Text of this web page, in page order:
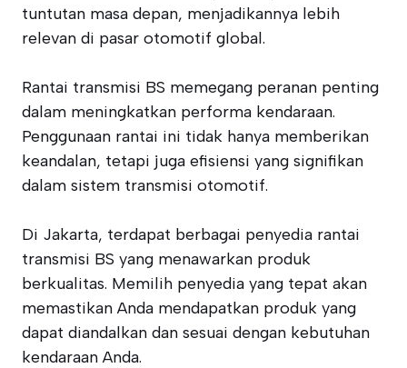
tuntutan masa depan, menjadikannya lebih
relevan di pasar otomotif global.
Rantai transmisi BS memegang peranan penting
dalam meningkatkan performa kendaraan.
Penggunaan rantai ini tidak hanya memberikan
keandalan, tetapi juga efisiensi yang signifikan
dalam sistem transmisi otomotif.
Di Jakarta, terdapat berbagai penyedia rantai
transmisi BS yang menawarkan produk
berkualitas. Memilih penyedia yang tepat akan
memastikan Anda mendapatkan produk yang
dapat diandalkan dan sesuai dengan kebutuhan
kendaraan Anda.